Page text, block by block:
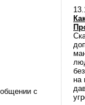
с
на